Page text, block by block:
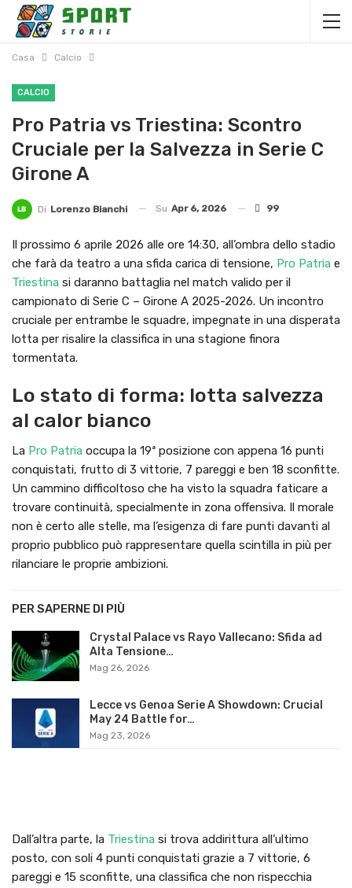
Casa Calcio
CALCIO
Pro Patria vs Triestina: Scontro
Cruciale per la Salvezza in Serie C
Girone A
Di Lorenzo Bianchi Su Apr 6, 2026 99
Il prossimo 6 aprile 2026 alle ore 14:30, all’ombra dello stadio
che farà da teatro a una sfida carica di tensione, Pro Patria e
Triestina si daranno battaglia nel match valido per il
campionato di Serie C – Girone A 2025-2026. Un incontro
cruciale per entrambe le squadre, impegnate in una disperata
lotta per risalire la classifica in una stagione finora
tormentata.
Lo stato di forma: lotta salvezza
al calor bianco
La Pro Patria occupa la 19ª posizione con appena 16 punti
conquistati, frutto di 3 vittorie, 7 pareggi e ben 18 sconfitte.
Un cammino difficoltoso che ha visto la squadra faticare a
trovare continuità, specialmente in zona offensiva. Il morale
non è certo alle stelle, ma l’esigenza di fare punti davanti al
proprio pubblico può rappresentare quella scintilla in più per
rilanciare le proprie ambizioni.
PER SAPERNE DI PIÙ
Crystal Palace vs Rayo Vallecano: Sfida ad
Alta Tensione…
Mag 26, 2026
Lecce vs Genoa Serie A Showdown: Crucial
May 24 Battle for…
Mag 23, 2026
Dall’altra parte, la Triestina si trova addirittura all’ultimo
posto, con soli 4 punti conquistati grazie a 7 vittorie, 6
pareggi e 15 sconfitte, una classifica che non rispecchia